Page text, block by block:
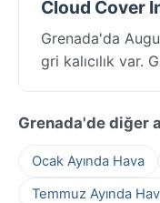
Cloud Cover
Grenada'da
gri kalıcılık var.
Grenada'de diğer
Ocak Ayında Hava
Temmuz Ayında